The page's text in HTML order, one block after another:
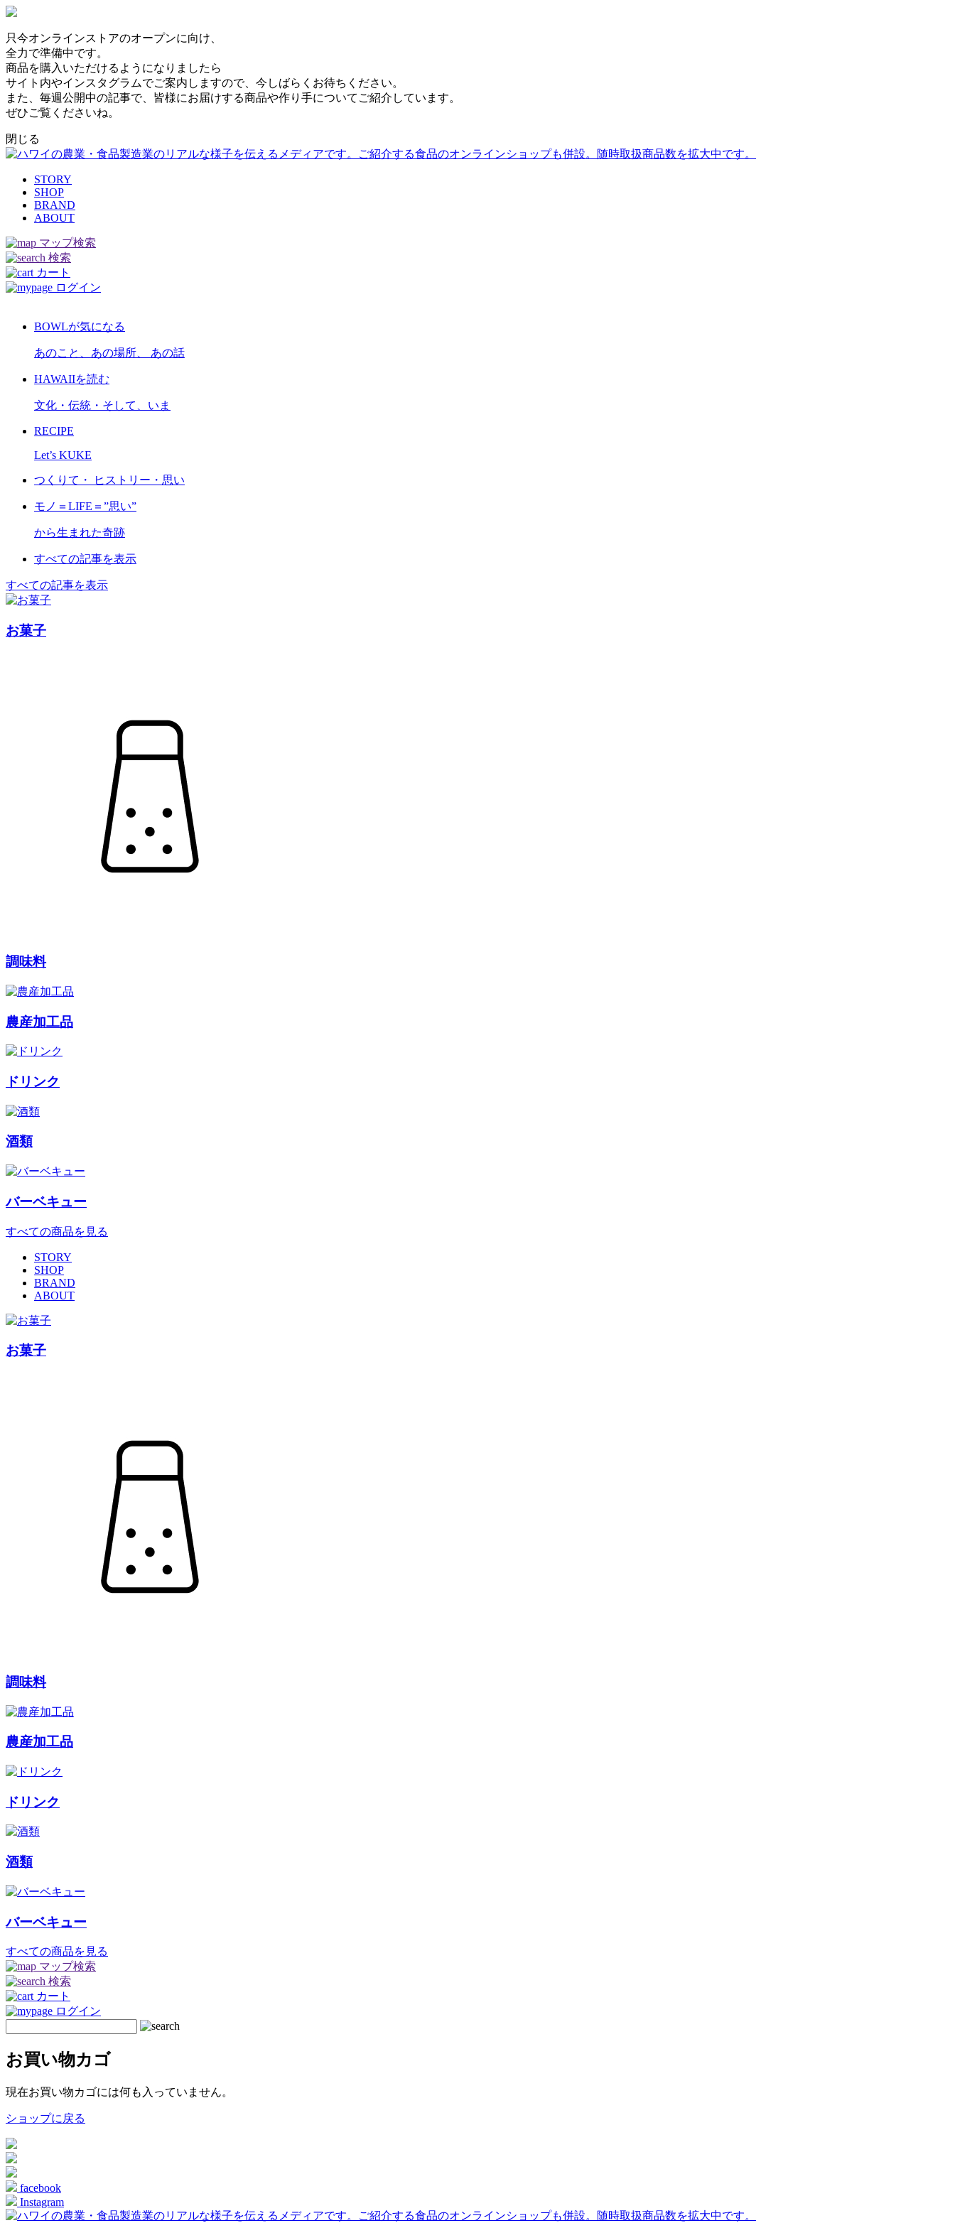
只今オンラインストアのオープンに向け、
全力で準備中です。
商品を購入いただけるようになりましたら
サイト内やインスタグラムでご案内しますので、今しばらくお待ちください。
また、毎週公開中の記事で、皆様にお届けする商品や作り手についてご紹介しています。
ぜひご覧くださいね。
閉じる
STORY
SHOP
BRAND
ABOUT
マップ検索
検索
カート
ログイン
BOWLが気になる
あのこと、あの場所、 あの話
HAWAIIを読む
文化・伝統・そして、いま
RECIPE
Let’s KUKE
つくりて・ ヒストリー・思い
モノ＝LIFE＝”思い”
から生まれた奇跡
すべての記事を表示
すべての記事を表示
お菓子
調味料
農産加工品
ドリンク
酒類
バーベキュー
すべての商品を見る
STORY
SHOP
BRAND
ABOUT
お菓子
調味料
農産加工品
ドリンク
酒類
バーベキュー
すべての商品を見る
マップ検索
検索
カート
ログイン
お買い物カゴ
現在お買い物カゴには何も入っていません。
ショップに戻る
facebook
Instagram